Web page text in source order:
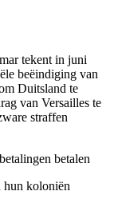
tekent in juni
beëindiging van
Duitsland te
van Versailles te
straffen
betalen
hun koloniën